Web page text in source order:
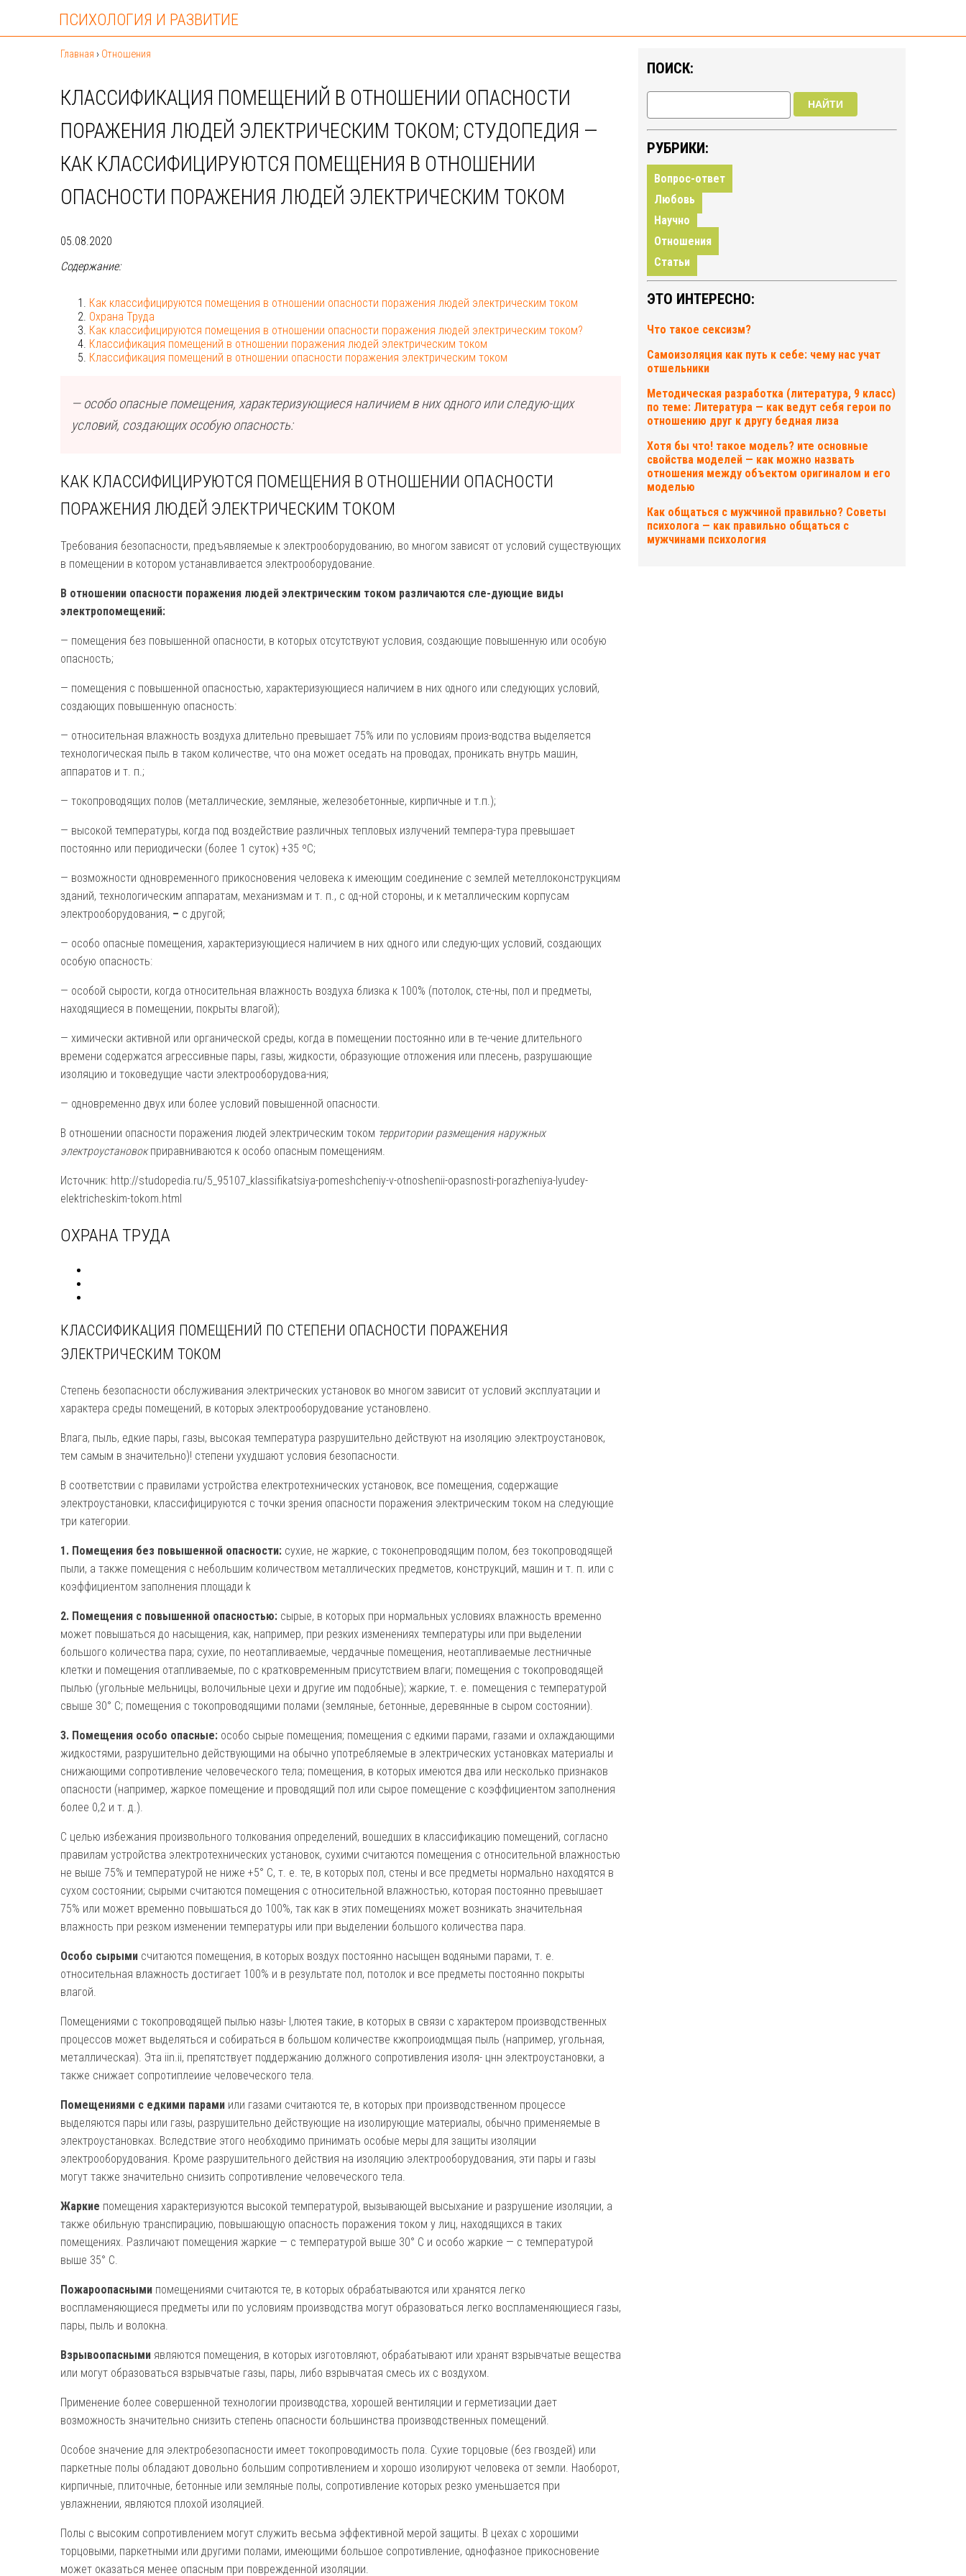
ПСИХОЛОГИЯ И РАЗВИТИЕ
Главная › Отношения
КЛАССИФИКАЦИЯ ПОМЕЩЕНИЙ В ОТНОШЕНИИ ОПАСНОСТИ
ПОРАЖЕНИЯ ЛЮДЕЙ ЭЛЕКТРИЧЕСКИМ ТОКОМ; СТУДОПЕДИЯ —
КАК КЛАССИФИЦИРУЮТСЯ ПОМЕЩЕНИЯ В ОТНОШЕНИИ
ОПАСНОСТИ ПОРАЖЕНИЯ ЛЮДЕЙ ЭЛЕКТРИЧЕСКИМ ТОКОМ
05.08.2020
Содержание:
Как классифицируются помещения в отношении опасности поражения людей электрическим током
Охрана Труда
Как классифицируются помещения в отношении опасности поражения людей электрическим током?
Классификация помещений в отношении поражения людей электрическим током
Классификация помещений в отношении опасности поражения электрическим током
— особо опасные помещения, характеризующиеся наличием в них одного или следую-щих
условий, создающих особую опасность:
КАК КЛАССИФИЦИРУЮТСЯ ПОМЕЩЕНИЯ В ОТНОШЕНИИ ОПАСНОСТИ
ПОРАЖЕНИЯ ЛЮДЕЙ ЭЛЕКТРИЧЕСКИМ ТОКОМ
Требования безопасности, предъявляемые к электрооборудованию, во многом зависят от условий существующих
в помещении в котором устанавливается электрооборудование.
В отношении опасности поражения людей электрическим током различаются сле-дующие виды
электропомещений:
— помещения без повышенной опасности, в которых отсутствуют условия, создающие повышенную или особую
опасность;
— помещения с повышенной опасностью, характеризующиеся наличием в них одного или следующих условий,
создающих повышенную опасность:
— относительная влажность воздуха длительно превышает 75% или по условиям произ-водства выделяется
технологическая пыль в таком количестве, что она может оседать на проводах, проникать внутрь машин,
аппаратов и т. п.;
— токопроводящих полов (металлические, земляные, железобетонные, кирпичные и т.п.);
— высокой температуры, когда под воздействие различных тепловых излучений темпера-тура превышает
постоянно или периодически (более 1 суток) +35 ºС;
— возможности одновременного прикосновения человека к имеющим соединение с землей метеллоконструкциям
зданий, технологическим аппаратам, механизмам и т. п., с од-ной стороны, и к металлическим корпусам
электрооборудования, – с другой;
— особо опасные помещения, характеризующиеся наличием в них одного или следую-щих условий, создающих
особую опасность:
— особой сырости, когда относительная влажность воздуха близка к 100% (потолок, сте-ны, пол и предметы,
находящиеся в помещении, покрыты влагой);
— химически активной или органической среды, когда в помещении постоянно или в те-чение длительного
времени содержатся агрессивные пары, газы, жидкости, образующие отложения или плесень, разрушающие
изоляцию и токоведущие части электрооборудова-ния;
— одновременно двух или более условий повышенной опасности.
В отношении опасности поражения людей электрическим током территории размещения наружных
электроустановокприравниваются к особо опасным помещениям.
Источник: http://studopedia.ru/5_95107_klassifikatsiya-pomeshcheniy-v-otnoshenii-opasnosti-porazheniya-lyudey-
elektricheskim-tokom.html
ОХРАНА ТРУДА
КЛАССИФИКАЦИЯ ПОМЕЩЕНИЙ ПО СТЕПЕНИ ОПАСНОСТИ ПОРАЖЕНИЯ
ЭЛЕКТРИЧЕСКИМ ТОКОМ
Степень безопасности обслуживания электрических установок во многом зависит от условий эксплуатации и
характера среды помещений, в которых электрооборудование установлено.
Влага, пыль, едкие пары, газы, высокая температура разру­шительно действуют на изоляцию электроустановок,
тем самым в значительно)! степени ухудшают условия безопасности.
В соответствии с правилами устройства електротехнических установок, все помещения, содержащие
электроустановки, клас­сифицируются с точки зрения опасности поражения электриче­ским током на следующие
три категории.
1. Помещения без повышенной опасности: сухие, не жаркие, с токонепроводящим полом, без токопроводящей
пыли, а также помещения с небольшим количеством метал­лических предметов, конструкций, машин и т. п. или с
коэффи­циентом заполнения площади k
2. Помещения с повышенной опасностью: сырые, в которых при нормальных условиях влажность временно
может повышаться до насыщения, как, например, при резких изменениях температуры или при выделении
большого коли­чества пара; сухие, по неотапливаемые, чердачные помещения, неотапливаемые лестничные
клетки и помещения отапливаемые, по с кратковременным присутствием влаги; помещения с токопроводящей
пылью (угольные мельницы, волочильные цехи и дру­гие им подобные); жаркие, т. е. помещения с температурой
свыше 30° С; помещения с токопроводящими полами (земляные, бетонные, деревянные в сыром состоянии).
3. Помещения особо опасные: особо сырые поме­щения; помещения с едкими парами, газами и охлаждающими
жидкостями, разрушительно действующими на обычно употреб­ляемые в электрических установках материалы и
снижающими сопротивление человеческого тела; помещения, в которых име­ются два или несколько признаков
опасности (например, жаркое помещение и проводящий пол или сырое помещение с коэффи­циентом заполнения
более 0,2 и т. д.).
С целью избежания произвольного толкования определений, вошедших в классификацию помещений, согласно
правилам устройства электротехнических установок, сухими считаются помещения с относительной влажностью
не выше 75% и темпе­ратурой не ниже +5° С, т. е. те, в которых пол, стены и все пред­меты нормально находятся в
сухом состоянии; сырыми счи­таются помещения с относительной влажностью, которая по­стоянно превышает
75% или может временно повышаться до 100%, так как в этих помещениях может возникать значительная
влажность при резком изменении температуры или при выде­лении большого количества пара.
Особо сырыми считаются помещения, в которых воздух постоянно насыщен водяными парами, т. е.
относительная влаж­ность достигает 100% и в результате пол, потолок и все предметы постоянно покрыты
влагой.
Помещениями с токопроводящей пылью назы- I,лютея такие, в которых в связи с характером производственных
процессов может выделяться и собираться в большом количестве кжопроиодмщая пыль (например, угольная,
металлическая). Эта iin.ii, препятствует поддержанию должного сопротивления изоля- цнн электроустановки, а
также снижает сопротиплеиие чело­веческого тела.
Помещениями с едкими парами или газами счи­таются те, в которых при производственном процессе
выделяются пары или газы, разрушительно действующие на изолирующие материалы, обычно применяемые в
электроустановках. Вследствие этого необходимо принимать особые меры для защиты изоляции
электрооборудования. Кроме разрушительного действия на изоляцию электрооборудования, эти пары и газы
могут также значительно снизить сопротивление человеческого тела.
Жаркие помещения характеризуются высокой темпера­турой, вызывающей высыхание и разрушение изоляции, а
также обильную транспирацию, повышающую опасность поражения током у лиц, находящихся в таких
помещениях. Различают поме­щения жаркие — с температурой выше 30° С и особо жаркие — с температурой
выше 35° С.
Пожароопасными помещениями считаются те, в кото­рых обрабатываются или хранятся легко
воспламеняющиеся предметы или по условиям производства могут образоваться легко воспламеняющиеся газы,
пары, пыль и волокна.
Взрывоопасными являются помещения, в которых изго­товляют, обрабатывают или хранят взрывчатые вещества
или могут образоваться взрывчатые газы, пары, либо взрывчатая смесь их с воздухом.
Применение более совершенной технологии производства, хо­рошей вентиляции и герметизации дает
возможность значительно снизить степень опасности большинства производственных поме­щений.
Особое значение для электробезопасности имеет токопроводимость пола. Сухие торцовые (без гвоздей) или
паркетные полы обладают довольно большим сопротивлением и хорошо изоли­руют человека от земли. Наоборот,
кирпичные, плиточные, бетон­ные или земляные полы, сопротивление которых резко умень­шается при
увлажнении, являются плохой изоляцией.
Полы с высоким сопротивлением могут служить весьма эффективной мерой защиты. В цехах с хорошими
торцовыми, паркетными или другими полами, имеющими большое сопротив­ление, однофазное прикосновение
может оказаться менее опас­ным при поврежденной изоляции.
ПОИСК:
НАЙТИ
РУБРИКИ:
Вопрос-ответ
Любовь
Научно
Отношения
Статьи
ЭТО ИНТЕРЕСНО:
Что такое сексизм?
Самоизоляция как путь к себе: чему нас учат
отшельники
Методическая разработка (литература, 9 класс)
по теме: Литература — как ведут себя герои по
отношению друг к другу бедная лиза
Хотя бы что! такое модель? ите основные
свойства моделей — как можно назвать
отношения между объектом оригиналом и его
моделью
Как общаться с мужчиной правильно? Советы
психолога — как правильно общаться с
мужчинами психология